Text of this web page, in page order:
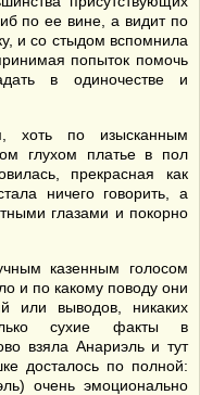
по ее вине, а видит по
и со стыдом вспомнила
попыток помочь
в одиночестве и
хоть по изысканным
глухом платье в пол
прекрасная как
ничего говорить, а
глазами и покорно
казенным голосом
и по какому поводу они
или выводов, никаких
сухие факты в
взяла Анариэль и тут
досталось по полной:
очень эмоционально